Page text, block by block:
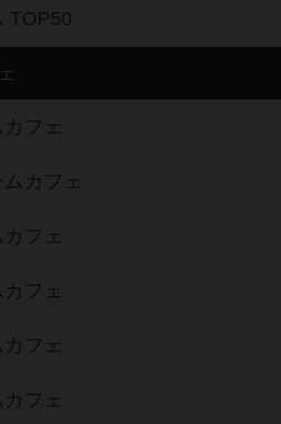
TOP50
フェ
カフェ
フェ
フェ
フェ
フェ